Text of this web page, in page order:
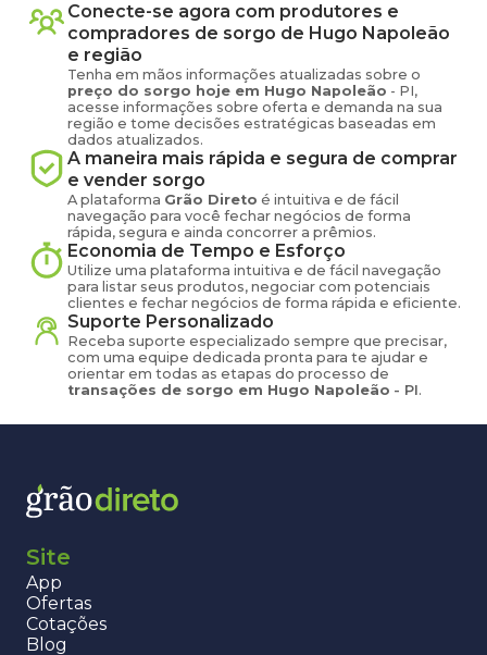
Conecte-se agora com produtores e
compradores de sorgo de Hugo Napoleão
e região
Tenha em mãos informações atualizadas sobre o
preço do sorgo hoje em Hugo Napoleão - PI,
acesse informações sobre oferta e demanda na sua
região e tome decisões estratégicas baseadas em
dados atualizados.
A maneira mais rápida e segura de comprar
e vender sorgo
A plataforma Grão Direto é intuitiva e de fácil
navegação para você fechar negócios de forma
rápida, segura e ainda concorrer a prêmios.
Economia de Tempo e Esforço
Utilize uma plataforma intuitiva e de fácil navegação
para listar seus produtos, negociar com potenciais
clientes e fechar negócios de forma rápida e eficiente.
Suporte Personalizado
Receba suporte especializado sempre que precisar,
com uma equipe dedicada pronta para te ajudar e
orientar em todas as etapas do processo de
transações de sorgo em Hugo Napoleão - PI.
Site
App
Ofertas
Cotações
Blog